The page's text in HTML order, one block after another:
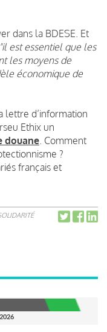
dans la BDESE. Et
"il est essentiel que les
les moyens de
économique de
lettre d’information
Ethix un
douane . Comment
?
français et